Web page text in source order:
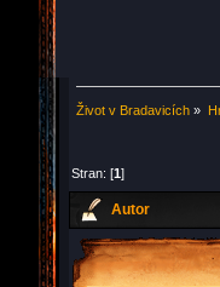
Život v Bradavicích »
Stran: [1]
Autor